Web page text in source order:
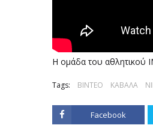
Η ομάδα του αθλητικού
Tags: ΒΙΝΤΕΟ ΚΑΒΑΛΑ
Facebook